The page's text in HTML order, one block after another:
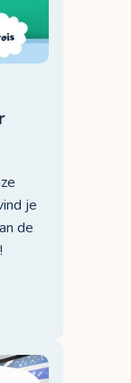
je
de